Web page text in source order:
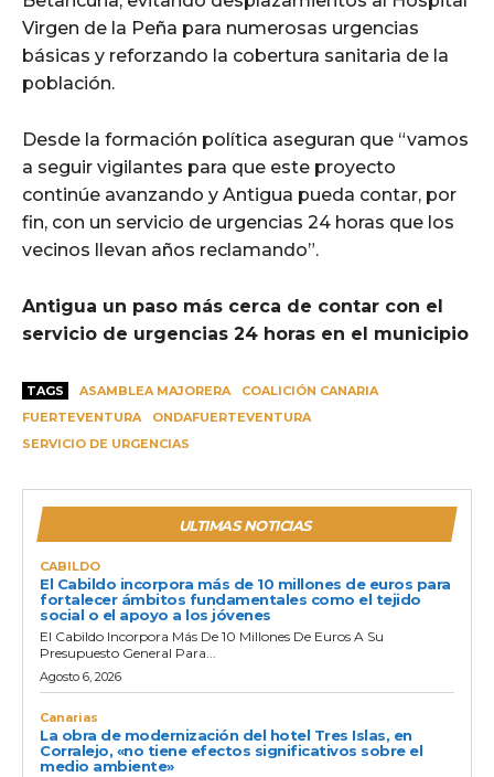
Virgen de la Peña para numerosas urgencias
básicas y reforzando la cobertura sanitaria de la
población.
Desde la formación política aseguran que “vamos
a seguir vigilantes para que este proyecto
continúe avanzando y Antigua pueda contar, por
fin, con un servicio de urgencias 24 horas que los
vecinos llevan años reclamando”.
Antigua un paso más cerca de contar con el
servicio de urgencias 24 horas en el municipio
TAGS ASAMBLEA MAJORERA
COALICIÓN CANARIA
FUERTEVENTURA
ONDAFUERTEVENTURA
SERVICIO DE URGENCIAS
ULTIMAS NOTICIAS
CABILDO
El Cabildo incorpora más de 10 millones de euros para
fortalecer ámbitos fundamentales como el tejido
social o el apoyo a los jóvenes
El Cabildo Incorpora Más De 10 Millones De Euros A Su
Presupuesto General Para...
Agosto 6, 2026
Canarias
La obra de modernización del hotel Tres Islas, en
Corralejo, «no tiene efectos significativos sobre el
medio ambiente»